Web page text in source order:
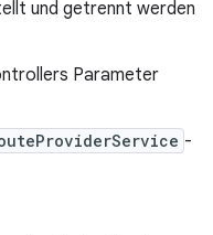
und getrennt werden
Parameter
-